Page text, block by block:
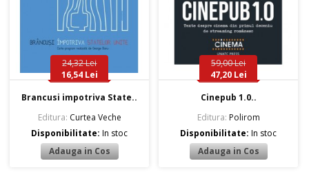
24,32 Lei
16,54 Lei
Brancusi impotriva State..
Editura: Curtea Veche
Disponibilitate:In stoc
59,00 Lei
47,20 Lei
Cinepub 1.0..
Editura: Polirom
Disponibilitate:In stoc